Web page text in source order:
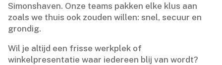
Simonshaven.​ Onze teams pakken elke klus aan
zoals we thuis ook zouden willen: snel, secuur en
grondig.​
Wil je altijd een frisse werkplek of
winkelpresentatie waar iedereen blij van wordt?